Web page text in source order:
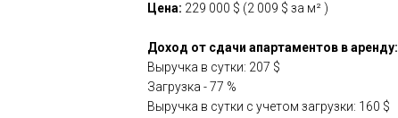
Цена: 229 000 $ (2 009 $ за м² )
Доход от сдачи апартаментов в аренду:
Выручка в сутки: 207 $
Загрузка - 77 %
Выручка в сутки с учетом загрузки: 160 $